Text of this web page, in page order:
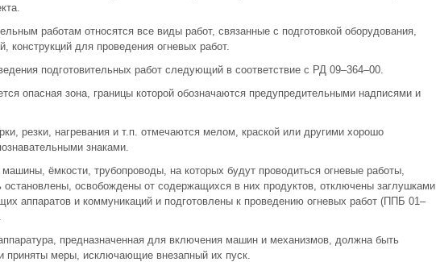
работам относятся все виды работ, связанные с подготовкой оборудования,
конструкций для проведения огневых работ.
подготовительных работ следующий в соответствие с РД 09–364–00.
опасная зона, границы которой обозначаются предупредительными надписями и
резки, нагревания и т.п. отмечаются мелом, краской или другими хорошо
знаками.
ёмкости, трубопроводы, на которых будут проводиться огневые работы,
освобождены от содержащихся в них продуктов, отключены заглушками
аппаратов и коммуникаций и подготовлены к проведению огневых работ (ППБ 01–
предназначенная для включения машин и механизмов, должна быть
приняты меры, исключающие внезапный их пуск.